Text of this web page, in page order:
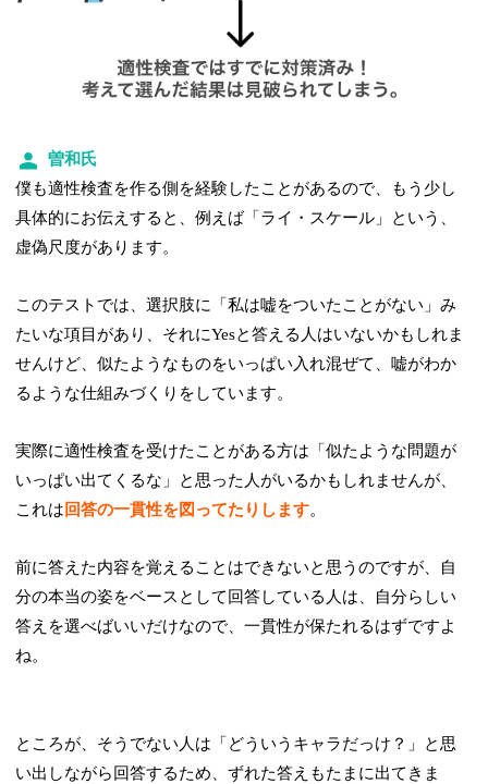
曽和氏
僕も適性検査を作る側を経験したことがあるので、もう少し
具体的にお伝えすると、例えば「ライ・スケール」という、
虚偽尺度があります。
このテストでは、選択肢に「私は嘘をついたことがない」み
たいな項目があり、それにYesと答える人はいないかもしれま
せんけど、似たようなものをいっぱい入れ混ぜて、嘘がわか
るような仕組みづくりをしています。
実際に適性検査を受けたことがある方は「似たような問題が
いっぱい出てくるな」と思った人がいるかもしれませんが、
これは 回答の一貫性を図ってたりします。
前に答えた内容を覚えることはできないと思うのですが、自
分の本当の姿をベースとして回答している人は、自分らしい
答えを選べばいいだけなので、一貫性が保たれるはずですよ
ね。
ところが、そうでない人は「どういうキャラだっけ？」と思
い出しながら回答するため、ずれた答えもたまに出てきま